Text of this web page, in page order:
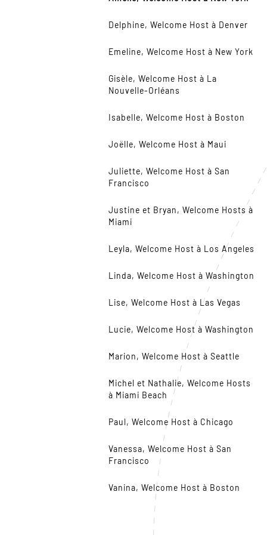
Delphine, Welcome Host à Denver
Emeline, Welcome Host à New York
Gisèle, Welcome Host à La
Nouvelle-Orléans
Isabelle, Welcome Host à Boston
Joëlle, Welcome Host à Maui
Juliette, Welcome Host à San
Francisco
Justine et Bryan, Welcome Hosts à
Miami
Leyla, Welcome Host à Los Angeles
Linda, Welcome Host à Washington
Lise, Welcome Host à Las Vegas
Lucie, Welcome Host à Washington
Marion, Welcome Host à Seattle
Michel et Nathalie, Welcome Hosts
à Miami Beach
Paul, Welcome Host à Chicago
Vanessa, Welcome Host à San
Francisco
Vanina, Welcome Host à Boston